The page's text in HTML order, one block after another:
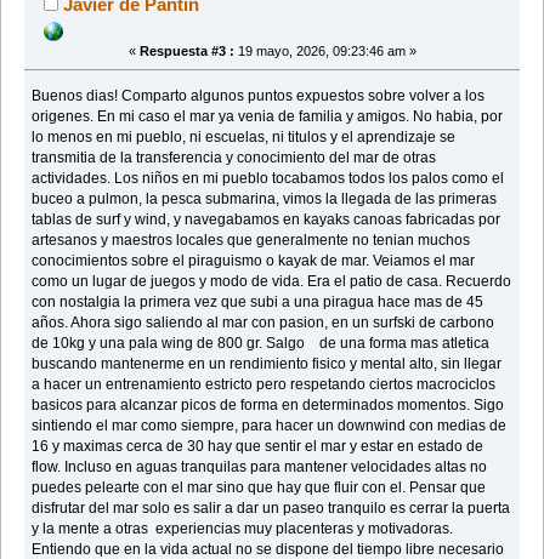
« Respuesta #3 : 19 mayo, 2026, 09:23:46 am »
Buenos dias! Comparto algunos puntos expuestos sobre volver a los
origenes. En mi caso el mar ya venia de familia y amigos. No habia, por
lo menos en mi pueblo, ni escuelas, ni titulos y el aprendizaje se
transmitia de la transferencia y conocimiento del mar de otras
actividades. Los niños en mi pueblo tocabamos todos los palos como el
buceo a pulmon, la pesca submarina, vimos la llegada de las primeras
tablas de surf y wind, y navegabamos en kayaks canoas fabricadas por
artesanos y maestros locales que generalmente no tenian muchos
conocimientos sobre el piraguismo o kayak de mar. Veiamos el mar
como un lugar de juegos y modo de vida. Era el patio de casa. Recuerdo
con nostalgia la primera vez que subi a una piragua hace mas de 45
años. Ahora sigo saliendo al mar con pasion, en un surfski de carbono
de 10kg y una pala wing de 800 gr. Salgo de una forma mas atletica
buscando mantenerme en un rendimiento fisico y mental alto, sin llegar
a hacer un entrenamiento estricto pero respetando ciertos macrociclos
basicos para alcanzar picos de forma en determinados momentos. Sigo
sintiendo el mar como siempre, para hacer un downwind con medias de
16 y maximas cerca de 30 hay que sentir el mar y estar en estado de
flow. Incluso en aguas tranquilas para mantener velocidades altas no
puedes pelearte con el mar sino que hay que fluir con el. Pensar que
disfrutar del mar solo es salir a dar un paseo tranquilo es cerrar la puerta
y la mente a otras experiencias muy placenteras y motivadoras.
Entiendo que en la vida actual no se dispone del tiempo libre necesario